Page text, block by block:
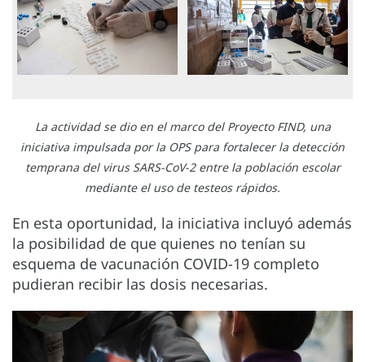
La actividad se dio en el marco del Proyecto FIND, una
iniciativa impulsada por la OPS para fortalecer la detección
temprana del virus SARS-CoV-2 entre la población escolar
mediante el uso de testeos rápidos.
En esta oportunidad, la iniciativa incluyó además
la posibilidad de que quienes no tenían su
esquema de vacunación COVID-19 completo
pudieran recibir las dosis necesarias.